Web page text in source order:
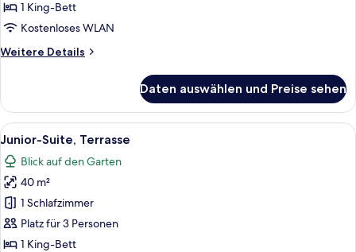
1 King-Bett
Kostenloses WLAN
Weitere Details
Weitere
Terrasse
Daten auswählen und Preise sehen
Alle
Fotos
für
Junior-
Suite,
Terrasse
anzeigen
Ein modernes Hotelzimmer mit
5
Junior-Suite, Terrasse
Blick auf den Garten
40 m²
1 Schlafzimmer
Platz für 3 Personen
1 King-Bett